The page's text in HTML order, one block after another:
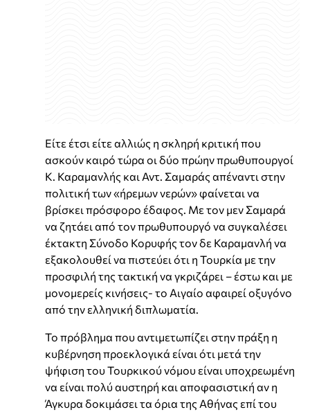
Είτε έτσι είτε αλλιώς η σκληρή κριτική που
ασκούν καιρό τώρα οι δύο πρώην πρωθυπουργοί
Κ. Καραμανλής και Αντ. Σαμαράς απέναντι στην
πολιτική των «ήρεμων νερών» φαίνεται να
βρίσκει πρόσφορο έδαφος. Με τον μεν Σαμαρά
να ζητάει από τον πρωθυπουργό να συγκαλέσει
έκτακτη Σύνοδο Κορυφής τον δε Καραμανλή να
εξακολουθεί να πιστεύει ότι η Τουρκία με την
προσφιλή της τακτική να γκριζάρει – έστω και με
μονομερείς κινήσεις- το Αιγαίο αφαιρεί οξυγόνο
από την ελληνική διπλωματία.
Το πρόβλημα που αντιμετωπίζει στην πράξη η
κυβέρνηση προεκλογικά είναι ότι μετά την
ψήφιση του Τουρκικού νόμου είναι υποχρεωμένη
να είναι πολύ αυστηρή και αποφασιστική αν η
Άγκυρα δοκιμάσει τα όρια της Αθήνας επί του